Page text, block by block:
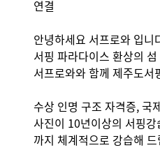
연결
안녕하세요 서프로와 입니
서핑 파라다이스 환상의
서프로와와 함께 제주도
수상 인명 구조 자격증, 국
사진이 10년이상의 서핑
까지 체계적으로 강습해